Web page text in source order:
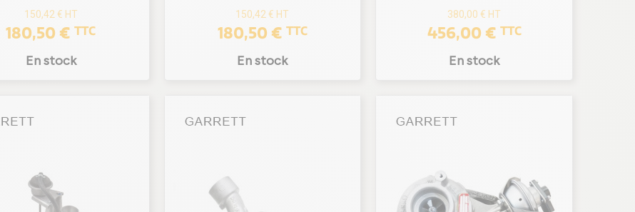
150,42 € HT
180,50 €TTC
En stock
150,42 € HT
180,50 € TTC
En stock
380,00 € HT
456,00 € TTC
En stock